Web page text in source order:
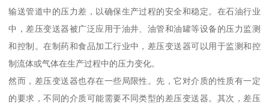
输送管道中的压力差，以确保生产过程的安全和稳定。在石油行业
中，差压变送器被广泛应用于油井、油管和油罐等设备的压力监测
和控制。在制药和食品加工行业中，差压变送器可以用于监测和控
制流体或气体在生产过程中的压力变化。
然而，差压变送器也存在一些局限性。先，它对介质的性质有一定
的要求，不同的介质可能需要不同类型的差压变送器。其次，差压